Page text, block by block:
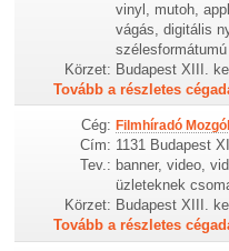
vinyl, mutoh,
vágás, digitális
Körzet: Budapest XIII.
Tovább a részletes
Cég: Filmhíradó
Cím: 1131 Budapest
Tev.: banner, video,
üzleteknek
Körzet: Budapest XIII.
Tovább a részletes